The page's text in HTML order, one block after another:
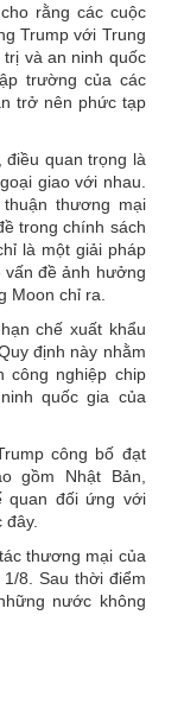
rằng các cuộc
Trump với Trung
và an ninh quốc
trường của các
trở nên phức tạp
điều quan trọng là
giao với nhau.
thương mại
trong chính sách
là một giải pháp
đề ảnh hưởng
Moon chỉ ra.
chế xuất khẩu
định này nhằm
công nghiệp chip
quốc gia của
công bố đạt
gồm Nhật Bản,
quan đối ứng với
thương mại của
8. Sau thời điểm
nước không